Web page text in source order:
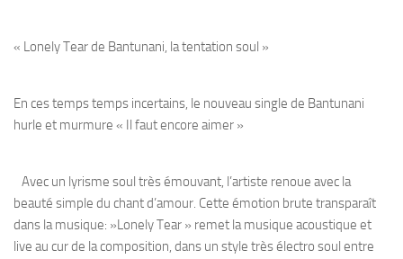
« Lonely Tear de Bantunani, la tentation soul »
En ces temps temps incertains, le nouveau single de Bantunani
hurle et murmure « Il faut encore aimer »
Avec un lyrisme soul très émouvant, l’artiste renoue avec la
beauté simple du chant d’amour. Cette émotion brute transparaît
dans la musique: »Lonely Tear » remet la musique acoustique et
live au cur de la composition, dans un style très électro soul entre